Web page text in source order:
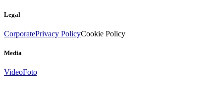
Legal
CorporatePrivacy PolicyCookie Policy
Media
VideoFoto